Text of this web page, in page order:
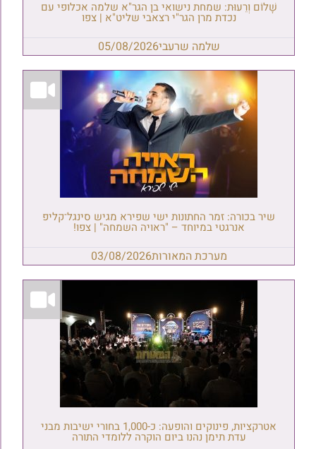
שָׁלוֹם וְרֵעוּת: שמחת נישואי בן הגר"א שלמה אכלופי עם
נכדת מרן הגר"י רצאבי שליט"א | צפו
שלמה שרעבי05/08/2026
שיר בכורה: זמר החתונות ישי שפירא מגיש סינגל־קליפ
אנרגטי במיוחד – "ראויה השמחה" | צפו!
מערכת המאורות03/08/2026
אטרקציות, פינוקים והופעה: כ-1,000 בחורי ישיבות מבני
עדת תימן נהנו ביום הוקרה ללומדי התורה